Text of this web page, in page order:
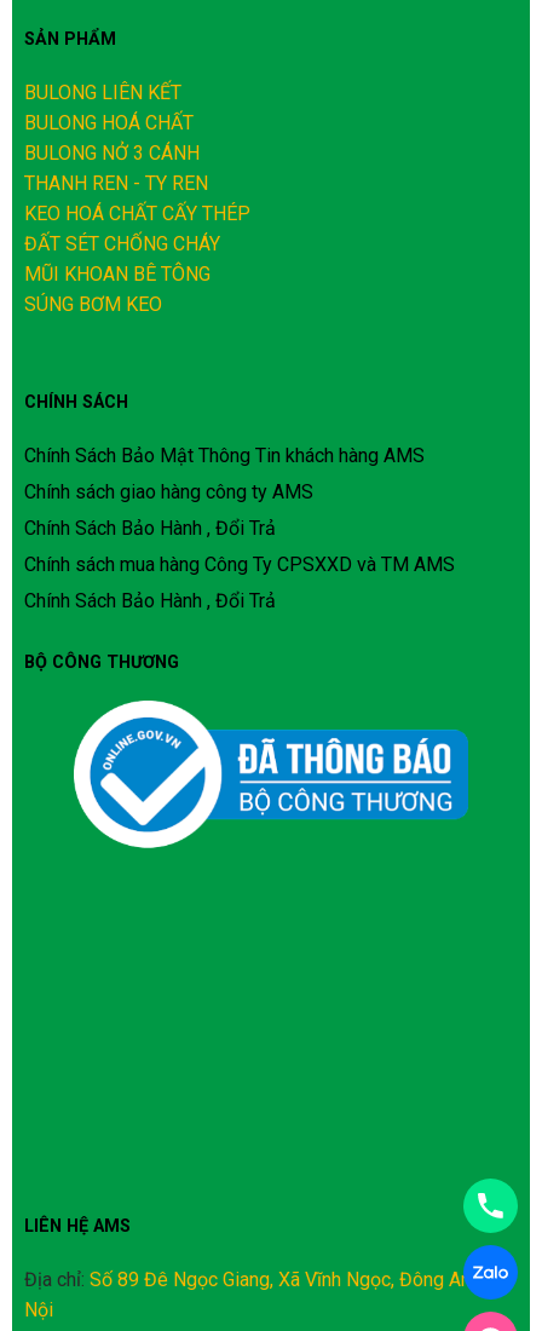
SẢN PHẨM
BULONG LIÊN KẾT
BULONG HOÁ CHẤT
BULONG NỞ 3 CÁNH
THANH REN - TY REN
KEO HOÁ CHẤT CẤY THÉP
ĐẤT SÉT CHỐNG CHÁY
MŨI KHOAN BÊ TÔNG
SÚNG BƠM KEO
CHÍNH SÁCH
Chính Sách Bảo Mật Thông Tin khách hàng AMS
Chính sách giao hàng công ty AMS
Chính Sách Bảo Hành , Đổi Trả
Chính sách mua hàng Công Ty CPSXXD và TM AMS
Chính Sách Bảo Hành , Đổi Trả
BỘ CÔNG THƯƠNG
LIÊN HỆ AMS
Địa chỉ: Số 89 Đê Ngọc Giang, Xã Vĩnh Ngọc, Đông Anh, Hà
Nội